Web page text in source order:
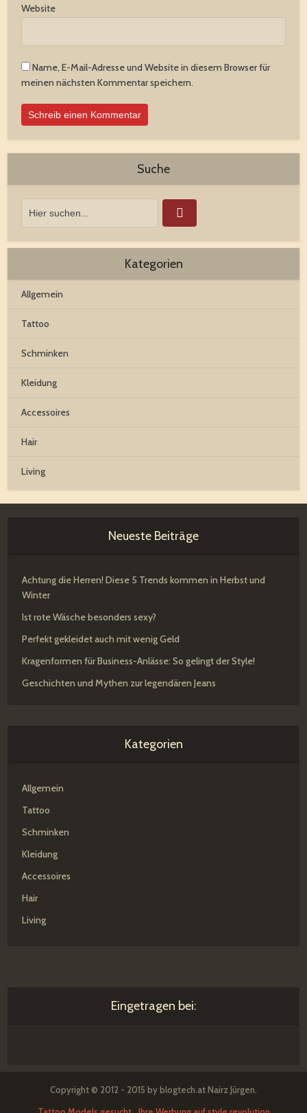
Website
Name, E-Mail-Adresse und Website in diesem Browser für
meinen nächsten Kommentar speichern.
Suche
Kategorien
Allgemein
Tattoo
Schminken
Kleidung
Accessoires
Hair
Living
Neueste Beiträge
Achtung die Herren! Diese 5 Trends kommen in Herbst und
Winter
Ist rote Wäsche besonders sexy?
Perfekt gekleidet auch mit wenig Geld
Kragenformen für Business-Anlässe: So gelingt der Style!
Geschichten und Mythen zur legendären Jeans
Kategorien
Allgemein
Tattoo
Schminken
Kleidung
Accessoires
Hair
Living
Eingetragen bei:
Copyright © 2012 - 2015 by blogtech.at Nairz Jürgen.